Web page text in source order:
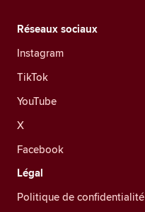
Réseaux sociaux
Instagram
TikTok
YouTube
X
Facebook
Légal
Politique de confidentialité